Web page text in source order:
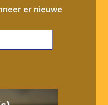
er nieuwe